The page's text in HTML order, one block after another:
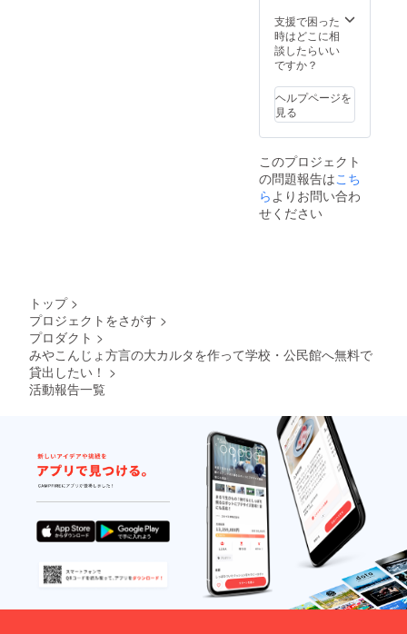
支援で困った
時はどこに相
談したらいい
ですか？
ヘルプページを
見る
このプロジェクト
の問題報告はこち
ら よりお問い合わ
せください
トップ >
プロジェクトをさがす >
プロダクト >
みやこんじょ方言の大カルタを作って学校・公民館へ無料で
貸出したい！ >
活動報告一覧